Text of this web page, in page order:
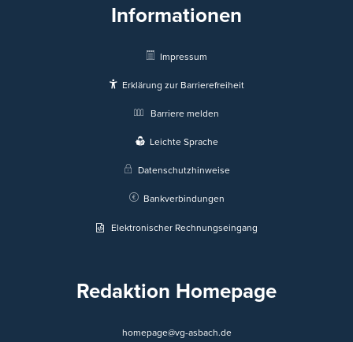
Informationen
Impressum
Erklärung zur Barrierefreiheit
Barriere melden
Leichte Sprache
Datenschutzhinweise
Bankverbindungen
Elektronischer Rechnungseingang
Redaktion Homepage
homepage@vg-asbach.de